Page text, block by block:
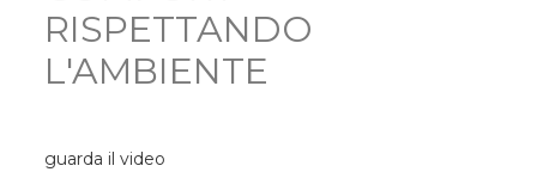
RISPETTANDO
L'AMBIENTE
guarda il video